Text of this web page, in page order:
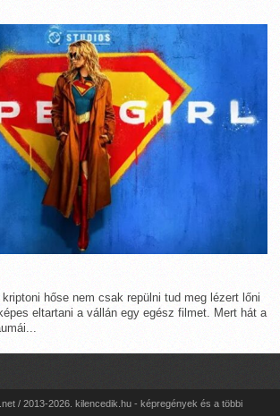
hőse nem csak repülni tud meg lézert lőni
eltartani a vállán egy egész filmet. Mert hát a
/ 2013-2026. kilencedik.hu - képregények és a többi